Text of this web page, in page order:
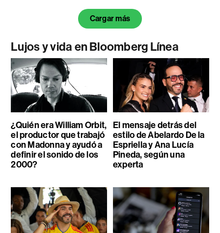
Cargar más
Lujos y vida en Bloomberg Línea
¿Quién era William Orbit,
el productor que trabajó
con Madonna y ayudó a
definir el sonido de los
2000?
El mensaje detrás del
estilo de Abelardo De la
Espriella y Ana Lucía
Pineda, según una
experta